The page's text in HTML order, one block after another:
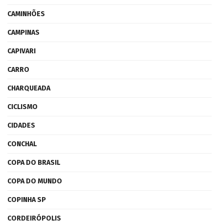
CAMINHÕES
CAMPINAS
CAPIVARI
CARRO
CHARQUEADA
CICLISMO
CIDADES
CONCHAL
COPA DO BRASIL
COPA DO MUNDO
COPINHA SP
CORDEIRÓPOLIS